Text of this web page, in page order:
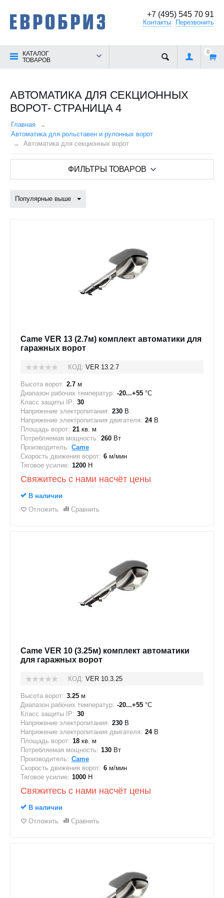
+7 (495) 545 70 91
Контакты Перезвонить
КАТАЛОГ
ТОВАРОВ
0
АВТОМАТИКА ДЛЯ СЕКЦИОННЫХ
ВОРОТ- СТРАНИЦА 4
Главная
Автоматика для рольставен и рулонных ворот
Автоматика для секционных ворот
ФИЛЬТРЫ ТОВАРОВ
Популярные выше
Came VER 13 (2.7м) комплект автоматики для
гаражных ворот
КОД: VER 13.2.7
Высота ворот: 2.7 м
Диапазон рабочих температур: -20...+55 °C
Класс защиты IP: 30
Напряжение электропитания: 230 В
Напряжение электропитания двигателя: 24В
Площадь ворот: 21 кв. м
Потребляемая мощность: 260 Вт
Производитель: Came
Скорость движения ворот: 6 м/мин
Тяговое усилие: 1200 Н
Свяжитесь с нами насчёт цены
В наличии
Отложить
Сравнить
Came VER 10 (3.25м) комплект автоматики
для гаражных ворот
КОД: VER 10.3.25
Высота ворот: 3.25 м
Диапазон рабочих температур: -20...+55 °C
Класс защиты IP: 30
Напряжение электропитания: 230 В
Напряжение электропитания двигателя: 24В
Площадь ворот: 18 кв. м
Потребляемая мощность: 130 Вт
Производитель: Came
Скорость движения ворот: 6 м/мин
Тяговое усилие: 1000 Н
Свяжитесь с нами насчёт цены
В наличии
Отложить
Сравнить